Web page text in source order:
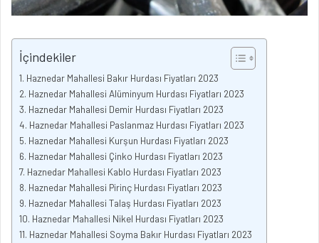
İçindekiler
Haznedar Mahallesi Bakır Hurdası Fiyatları 2023
Haznedar Mahallesi Alüminyum Hurdası Fiyatları 2023
Haznedar Mahallesi Demir Hurdası Fiyatları 2023
Haznedar Mahallesi Paslanmaz Hurdası Fiyatları 2023
Haznedar Mahallesi Kurşun Hurdası Fiyatları 2023
Haznedar Mahallesi Çinko Hurdası Fiyatları 2023
Haznedar Mahallesi Kablo Hurdası Fiyatları 2023
Haznedar Mahallesi Pirinç Hurdası Fiyatları 2023
Haznedar Mahallesi Talaş Hurdası Fiyatları 2023
Haznedar Mahallesi Nikel Hurdası Fiyatları 2023
Haznedar Mahallesi Soyma Bakır Hurdası Fiyatları 2023